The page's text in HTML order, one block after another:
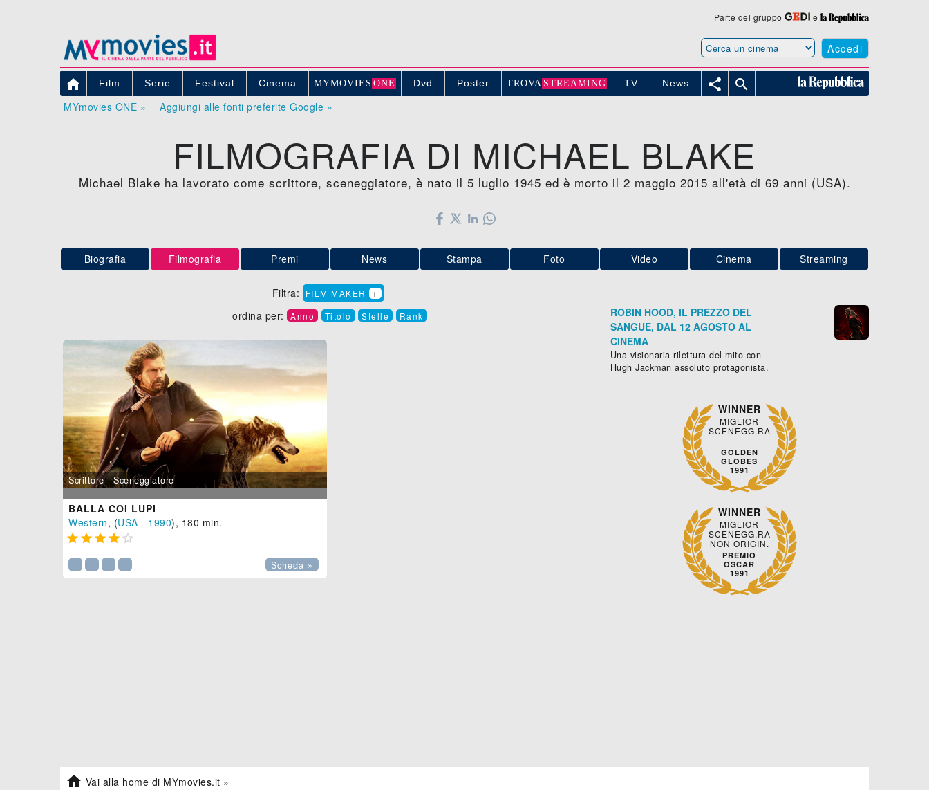
Parte del gruppo e
Accedi
 Film Serie Festival Cinema MYMOVIE S ONE Dvd Poster TROVA STREAMING TV News  
MYmovies ONE » Aggiungi alle fonti preferite Google »
FILMOGRAFIA DI MICHAEL BLAKE
Michael Blake ha lavorato come scrittore, sceneggiatore, è nato il 5 luglio 1945 ed è morto il 2 maggio 2015 all'età di 69 anni (USA).
Biografia Filmografia Premi News Stampa Foto Video Cinema Streaming
Filtra: FILM MAKER 1
ordina per: Anno Titolo Stelle Rank
Scrittore - Sceneggiatore
BALLA COI LUPI
Western, (USA - 1990), 180 min.
    
Scheda »
ROBIN HOOD, IL PREZZO DEL
SANGUE, DAL 12 AGOSTO AL
CINEMA
Una visionaria rilettura del mito con
Hugh Jackman assoluto protagonista.
WINNER
MIGLIOR
SCENEGG.RA
GOLDEN
GLOBES
1991
WINNER
MIGLIOR
SCENEGG.RA
NON ORIGIN.
PREMIO
OSCAR
1991
 Vai alla home di MYmovies.it »